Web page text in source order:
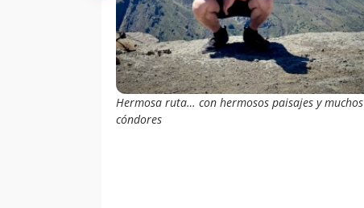
02/09/16
Gonzalo Murga
Stephens
14/02/16
Daniel Perez
Joaquin Muñoz
06/02/16
Karina Olivares
27/09/15
Hermosa ruta… con hermosos paisajes y muchos
cóndores